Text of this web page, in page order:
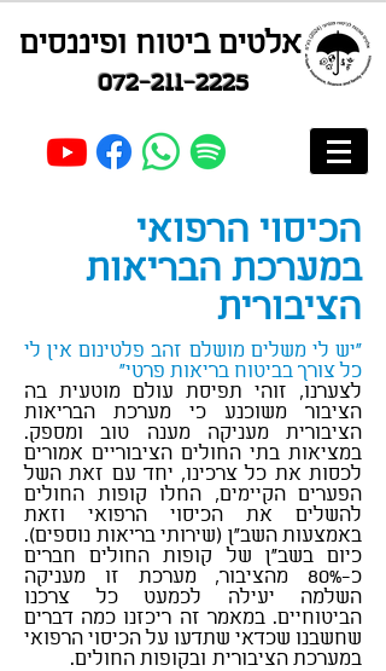
אלטים ביטוח ופיננסים
הכיסוי הרפואי
במערכת הבריאות
הציבורית
"יש לי משלים מושלם זהב פלטינום אין לי
כל צורך בביטוח בריאות פרטי"
לצערנו, זוהי תפיסת עולם מוטעית בה
הציבור משוכנע כי מערכת הבריאות
הציבורית מעניקה מענה טוב ומספק.
במציאות בתי החולים הציבוריים אמורים
לכסות את כל צרכינו, יחד עם זאת השל
הפערים הקיימים, החלו קופות החולים
להשלים את הכיסוי הרפואי וזאת
באמצעות השב"ן (שירותי בריאות נוספים).
כיום בשב"ן של קופות החולים חברים
כ-80% מהציבור, מערכת זו מעניקה
השלמה יעילה לכמעט כל צרכנו
הביטוחיים. במאמר זה ריכזנו כמה דברים
שחשבנו שכדאי שתדעו על הכיסוי הרפואי
במערכת הציבורית ובקופות החולים.